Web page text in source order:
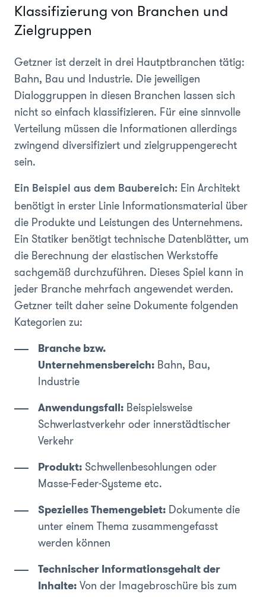
Klassifizierung von Branchen und
Zielgruppen
Getzner ist derzeit in drei Hautptbranchen tätig:
Bahn, Bau und Industrie. Die jeweiligen
Dialoggruppen in diesen Branchen lassen sich
nicht so einfach klassifizieren. Für eine sinnvolle
Verteilung müssen die Informationen allerdings
zwingend diversifiziert und zielgruppengerecht
sein.
Ein Beispiel aus dem Baubereich: Ein Architekt
benötigt in erster Linie Informationsmaterial über
die Produkte und Leistungen des Unternehmens.
Ein Statiker benötigt technische Datenblätter, um
die Berechnung der elastischen Werkstoffe
sachgemäß durchzuführen. Dieses Spiel kann in
jeder Branche mehrfach angewendet werden.
Getzner teilt daher seine Dokumente folgenden
Kategorien zu:
Branche bzw.
Unternehmensbereich: Bahn, Bau,
Industrie
Anwendungsfall: Beispielsweise
Schwerlastverkehr oder innerstädtischer
Verkehr
Produkt: Schwellenbesohlungen oder
Masse-Feder-Systeme etc.
Spezielles Themengebiet: Dokumente die
unter einem Thema zusammengefasst
werden können
Technischer Informationsgehalt der
Inhalte:Von der Imagebroschüre bis zum